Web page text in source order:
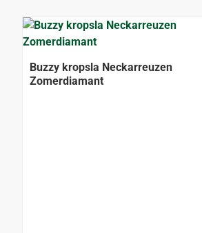
Buzzy kropsla Neckarreuzen
Zomerdiamant